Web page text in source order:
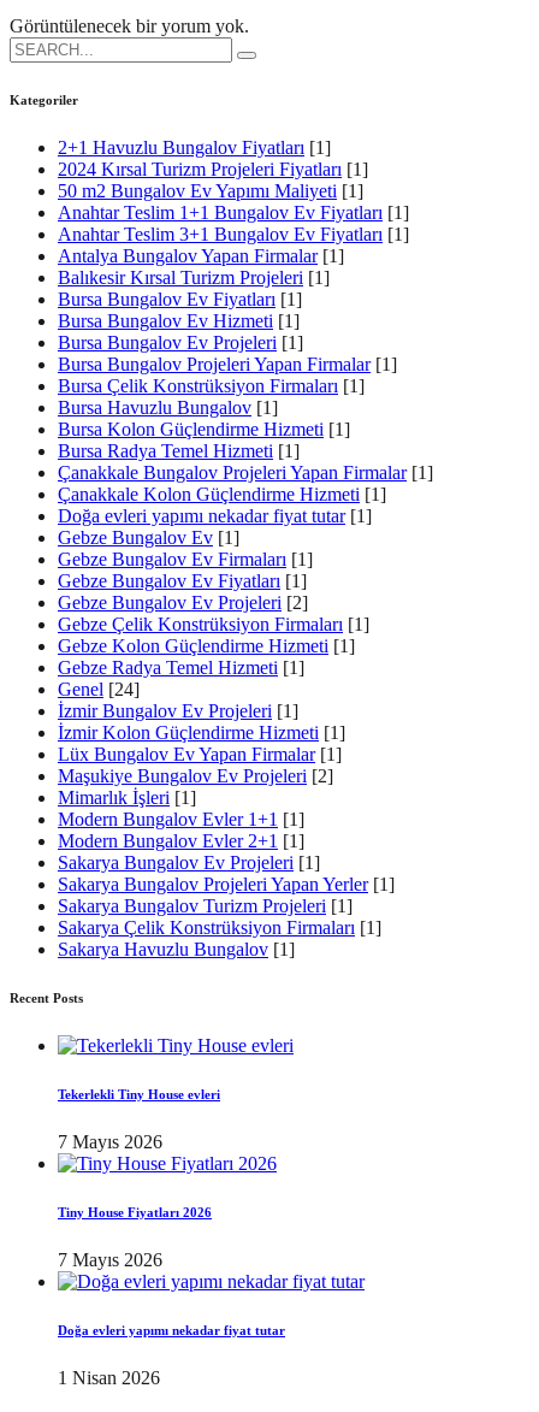
Görüntülenecek bir yorum yok.
Search
for:
Kategoriler
2+1 Havuzlu Bungalov Fiyatları [1]
2024 Kırsal Turizm Projeleri Fiyatları [1]
50 m2 Bungalov Ev Yapımı Maliyeti [1]
Anahtar Teslim 1+1 Bungalov Ev Fiyatları [1]
Anahtar Teslim 3+1 Bungalov Ev Fiyatları [1]
Antalya Bungalov Yapan Firmalar [1]
Balıkesir Kırsal Turizm Projeleri [1]
Bursa Bungalov Ev Fiyatları [1]
Bursa Bungalov Ev Hizmeti [1]
Bursa Bungalov Ev Projeleri [1]
Bursa Bungalov Projeleri Yapan Firmalar [1]
Bursa Çelik Konstrüksiyon Firmaları [1]
Bursa Havuzlu Bungalov [1]
Bursa Kolon Güçlendirme Hizmeti [1]
Bursa Radya Temel Hizmeti [1]
Çanakkale Bungalov Projeleri Yapan Firmalar [1]
Çanakkale Kolon Güçlendirme Hizmeti [1]
Doğa evleri yapımı nekadar fiyat tutar [1]
Gebze Bungalov Ev [1]
Gebze Bungalov Ev Firmaları [1]
Gebze Bungalov Ev Fiyatları [1]
Gebze Bungalov Ev Projeleri [2]
Gebze Çelik Konstrüksiyon Firmaları [1]
Gebze Kolon Güçlendirme Hizmeti [1]
Gebze Radya Temel Hizmeti [1]
Genel [24]
İzmir Bungalov Ev Projeleri [1]
İzmir Kolon Güçlendirme Hizmeti [1]
Lüx Bungalov Ev Yapan Firmalar [1]
Maşukiye Bungalov Ev Projeleri [2]
Mimarlık İşleri [1]
Modern Bungalov Evler 1+1 [1]
Modern Bungalov Evler 2+1 [1]
Sakarya Bungalov Ev Projeleri [1]
Sakarya Bungalov Projeleri Yapan Yerler [1]
Sakarya Bungalov Turizm Projeleri [1]
Sakarya Çelik Konstrüksiyon Firmaları [1]
Sakarya Havuzlu Bungalov [1]
Recent Posts
Tekerlekli Tiny House evleri
7 Mayıs 2026
Tiny House Fiyatları 2026
7 Mayıs 2026
Doğa evleri yapımı nekadar fiyat tutar
1 Nisan 2026